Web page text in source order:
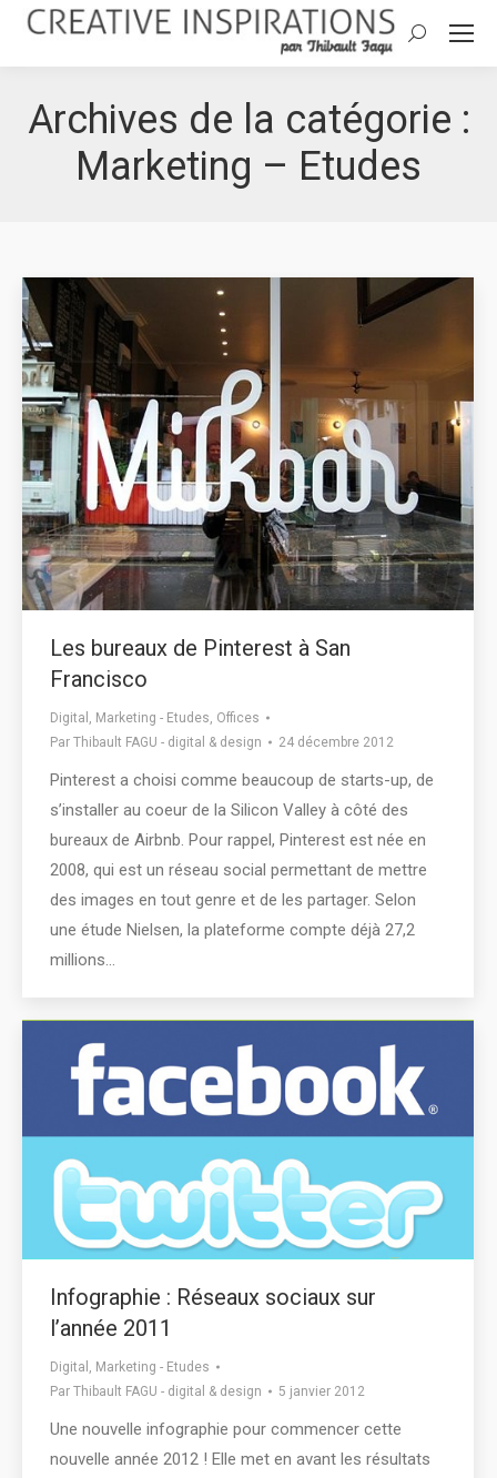
Search:
Archives de la catégorie :
Marketing – Etudes
Les bureaux de Pinterest à San
Francisco
Digital , Marketing - Etudes, Offices
Par Thibault FAGU - digital & design 24 décembre 2012
Pinterest a choisi comme beaucoup de starts-up, de
s’installer au coeur de la Silicon Valley à côté des
bureaux de Airbnb. Pour rappel, Pinterest est née en
2008, qui est un réseau social permettant de mettre
des images en tout genre et de les partager. Selon
une étude Nielsen, la plateforme compte déjà 27,2
millions…
Infographie : Réseaux sociaux sur
l’année 2011
Digital , Marketing - Etudes
Par Thibault FAGU - digital & design 5 janvier 2012
Une nouvelle infographie pour commencer cette
nouvelle année 2012 ! Elle met en avant les résultats